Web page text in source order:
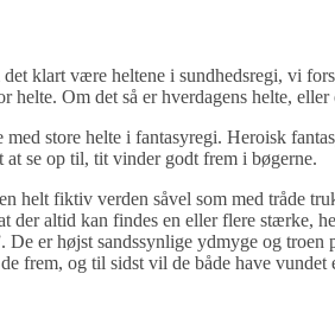
klart være heltene i sundhedsregi, vi
Om det så er hverdagens helte, eller
store helte i fantasyregi. Heroisk
at se op til, tit vinder godt frem i bøgerne.
helt fiktiv verden såvel som med tråde
der altid kan findes en eller flere stærke,
De er højst sandssynlige ydmyge og troen
frem, og til sidst vil de både have vundet